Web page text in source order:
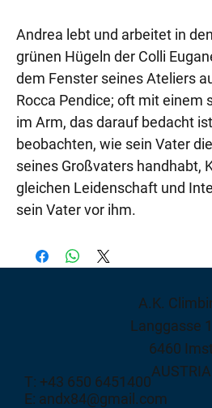
Andrea lebt und arbeitet in
grünen Hügeln der Colli
dem Fenster seines Ateliers
Rocca Pendice; oft mit einem
im Arm, das darauf bedacht
beobachten, wie sein Vater
seines Großvaters handhabt,
gleichen Leidenschaft und
sein Vater vor ihm.
A.K.
Langgasse
6460 Imst
AUSTRIA
T: +43 650 6451400
E: andx84@gmail.com